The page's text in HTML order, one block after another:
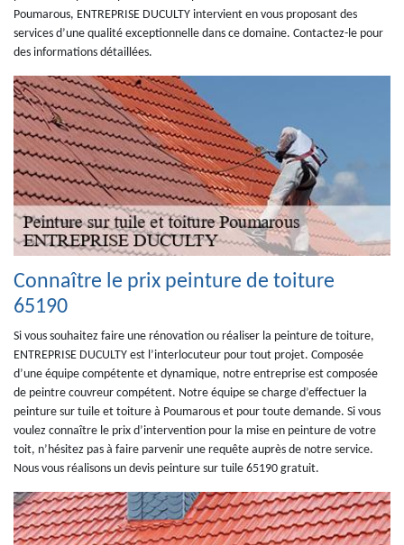
Poumarous, ENTREPRISE DUCULTY intervient en vous proposant des
services d’une qualité exceptionnelle dans ce domaine. Contactez-le pour
des informations détaillées.
Connaître le prix peinture de toiture
65190
Si vous souhaitez faire une rénovation ou réaliser la peinture de toiture,
ENTREPRISE DUCULTY est l’interlocuteur pour tout projet. Composée
d’une équipe compétente et dynamique, notre entreprise est composée
de peintre couvreur compétent. Notre équipe se charge d’effectuer la
peinture sur tuile et toiture à Poumarous et pour toute demande. Si vous
voulez connaître le prix d’intervention pour la mise en peinture de votre
toit, n’hésitez pas à faire parvenir une requête auprès de notre service.
Nous vous réalisons un devis peinture sur tuile 65190 gratuit.